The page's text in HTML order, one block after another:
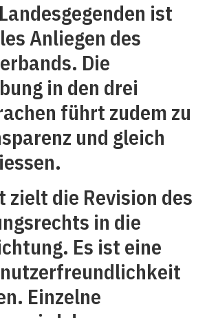
ist
Anliegen des
Die
in den drei
führt zudem zu
und gleich
zielt die Revision des
in die
Es ist eine
Einzelne